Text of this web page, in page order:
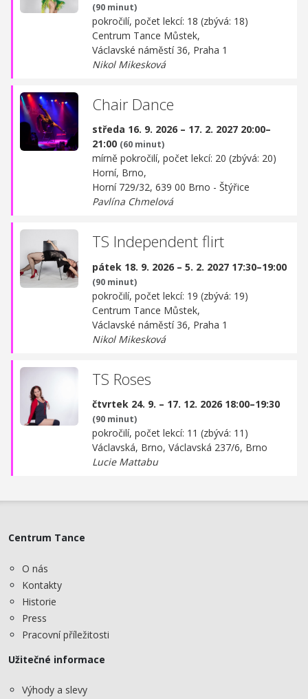
(90 minut)
pokročilí, počet lekcí: 18 (zbývá: 18)
Centrum Tance Můstek,
Václavské náměstí 36, Praha 1
Nikol Mikesková
Chair Dance
středa 16. 9. 2026 – 17. 2. 2027 20:00–
21:00 (60 minut)
mírně pokročilí, počet lekcí: 20 (zbývá: 20)
Horní, Brno,
Horní 729/32, 639 00 Brno - Štýřice
Pavlína Chmelová
TS Independent flirt
pátek 18. 9. 2026 – 5. 2. 2027 17:30–19:00
(90 minut)
pokročilí, počet lekcí: 19 (zbývá: 19)
Centrum Tance Můstek,
Václavské náměstí 36, Praha 1
Nikol Mikesková
TS Roses
čtvrtek 24. 9. – 17. 12. 2026 18:00–19:30
(90 minut)
pokročilí, počet lekcí: 11 (zbývá: 11)
Václavská, Brno, Václavská 237/6, Brno
Lucie Mattabu
Centrum Tance
O nás
Kontakty
Historie
Press
Pracovní příležitosti
Užitečné informace
Výhody a slevy